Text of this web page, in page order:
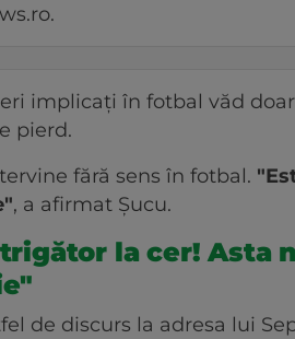
implicaţi în fotbal văd
pierd.
fără sens în fotbal.
, a afirmat Şucu.
la cer! Asta
de discurs la adresa lui